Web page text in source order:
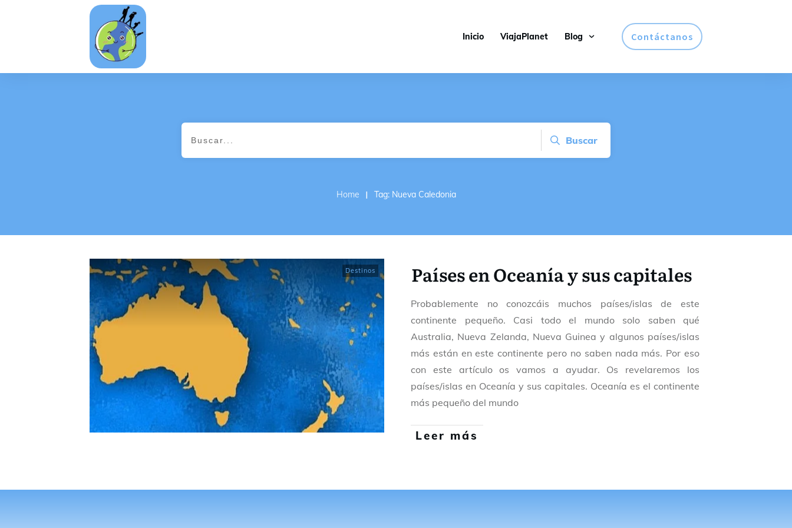
Inicio ViajaPlanet Blog Contáctanos
Buscar
Home I Tag: Nueva Caledonia
Destinos Países en Oceanía y sus capitales
Probablemente no conozcáis muchos países/islas de este
continente pequeño. Casi todo el mundo solo saben qué
Australia, Nueva Zelanda, Nueva Guinea y algunos países/islas
más están en este continente pero no saben nada más. Por eso
con este artículo os vamos a ayudar. Os revelaremos los
países/islas en Oceanía y sus capitales. Oceanía es el continente
más pequeño del mundo
Leer más